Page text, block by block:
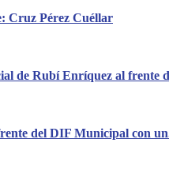
Cruz Pérez Cuéllar
de Rubí Enríquez al frente
del DIF Municipal con